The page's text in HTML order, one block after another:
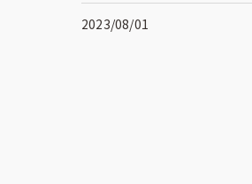
2023/08/01